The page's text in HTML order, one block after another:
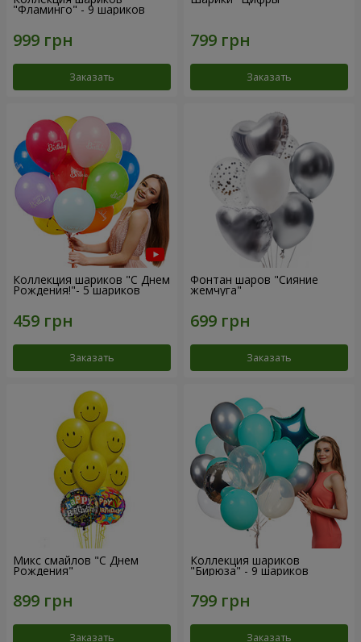
"Фламинго" - 9 шариков
Заказать Заказать
Коллекция шариков "С Днем
Рождения!"- 5 шариков
Заказать
Фонтан шаров "Сияние
жемчуга"
Заказать
Микс смайлов "C Днем
Рождения"
Заказать
Коллекция шариков
"Бирюза" - 9 шариков
Заказать